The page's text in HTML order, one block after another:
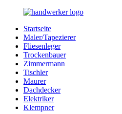
Zurück
Inhalt
Bessere-
Handwerker.de
Handwerker
Ihrer
Nähe
Startseite
Maler/Tapezierer
Fliesenleger
Trockenbauer
Zimmermann
Tischler
Maurer
Dachdecker
Elektriker
Klempner